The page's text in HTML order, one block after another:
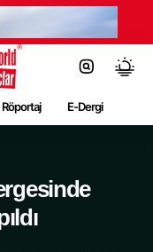
Röportaj E-Dergi